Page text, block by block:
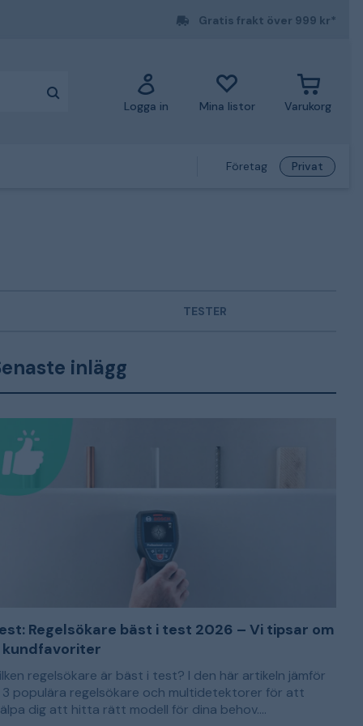
Gratis frakt över 999 kr*
Logga in Mina listor Varukorg
Företag Privat
TESTER
inlägg
Regelsökare bäst i test 2026 – Vi tipsar om
kundfavoriter
regelsökare är bäst i test? I den här artikeln jämför
3 populära regelsökare och multidetektorer för att
dig att hitta rätt modell för dina behov.